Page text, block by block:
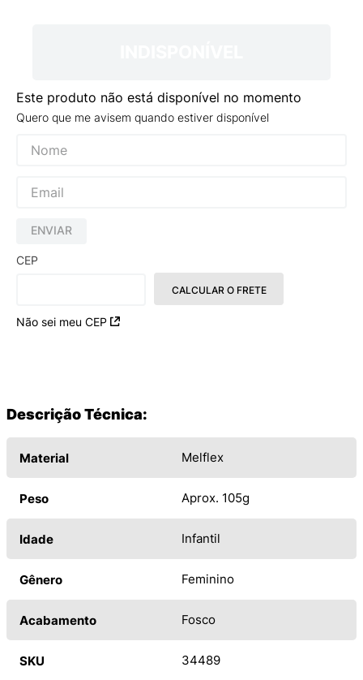
Este produto não está disponível no momento
Quero que me avisem quando estiver disponível
ENVIAR
CEP
Não sei meu CEP
CALCULAR O FRETE
Descrição Técnica:
Material Melflex
Peso Aprox. 105g
Idade Infantil
Gênero Feminino
Acabamento Fosco
SKU 34489